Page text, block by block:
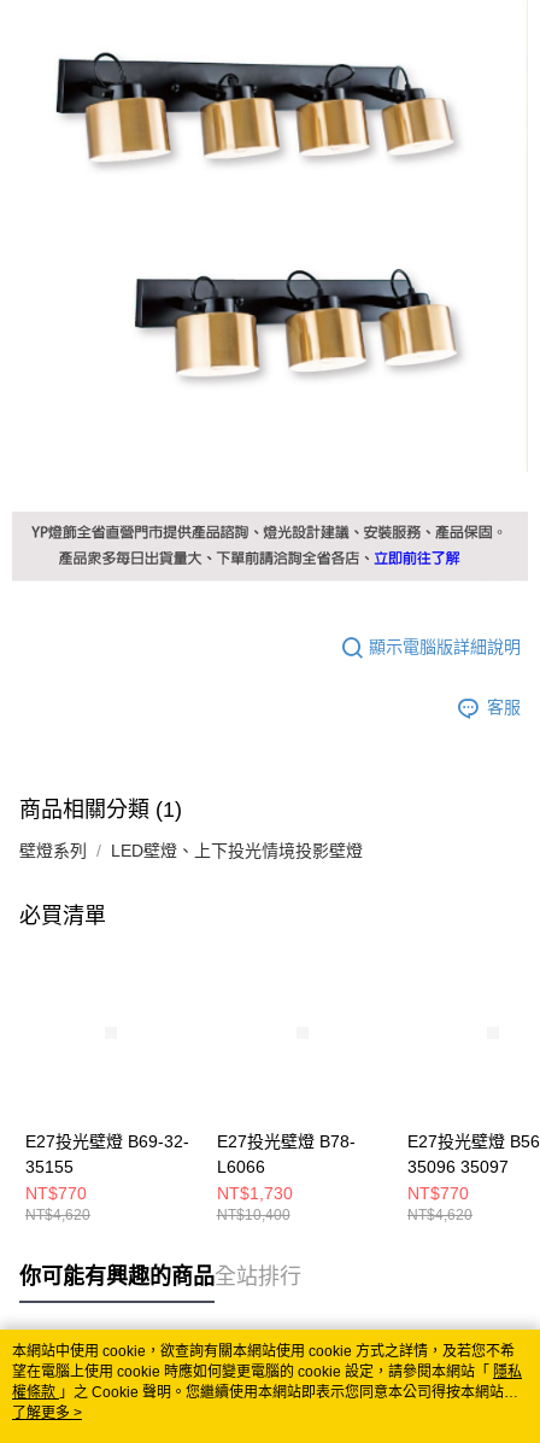
顯示電腦版詳細說明
客服
商品相關分類 (1)
壁燈系列 LED壁燈、上下投光情境投影壁燈
必買清單
E27投光壁燈 B69-32-
35155
NT$770
NT$4,620
E27投光壁燈 B78-
L6066
NT$1,730
NT$10,400
E27投光壁燈
35096 35097
NT$770
NT$4,620
你可能有興趣的商品全站排行
熱門標籤
本網站中使用 cookie，欲查詢有關本網站使用 cookie 方式之詳情，及若您不希
望在電腦上使用 cookie 時應如何變更電腦的 cookie 設定，請參閱本網站「 隱私
權條款 」之 Cookie 聲明。您繼續使用本網站即表示您同意本公司得按本網站使
用條款之 Cookie 聲明使用 cookie。
了解更多 >